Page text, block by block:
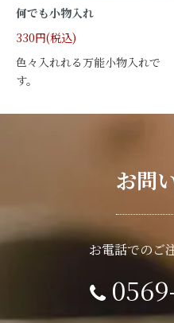
何でも小物入れ
330円(税込)
色々入れれる万能小物入れで
す。
お問
お電話でのご